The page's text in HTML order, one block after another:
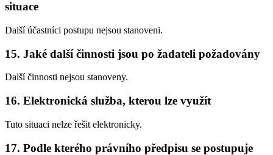
situace
Další účastníci postupu nejsou stanoveni.
15. Jaké další činnosti jsou po žadateli požadovány
Další činnosti nejsou stanoveny.
16. Elektronická služba, kterou lze využít
Tuto situaci nelze řešit elektronicky.
17. Podle kterého právního předpisu se postupuje